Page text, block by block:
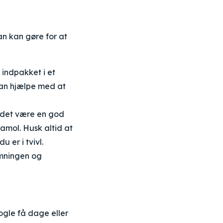
kan gøre for at
indpakket i et
hjælpe med at
være en god
Husk altid at
er i tvivl.
og
få dage eller